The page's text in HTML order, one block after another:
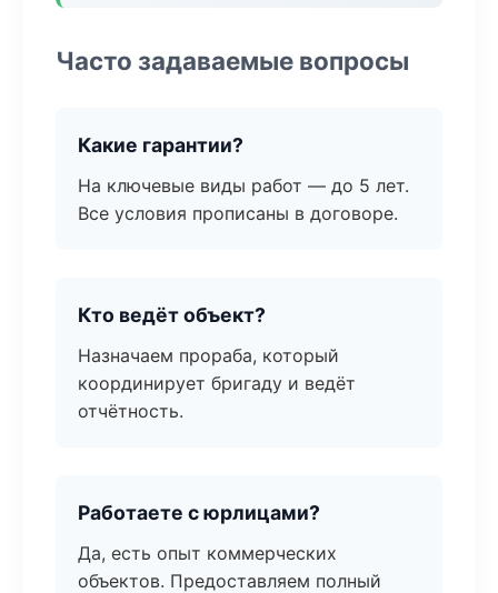
Часто задаваемые вопросы
Какие гарантии?
На ключевые виды работ — до 5 лет.
Все условия прописаны в договоре.
Кто ведёт объект?
Назначаем прораба, который
координирует бригаду и ведёт
отчётность.
Работаете с юрлицами?
Да, есть опыт коммерческих
объектов. Предоставляем полный